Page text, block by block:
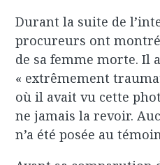
Durant la suite de
procureurs ont
de sa femme morte. Il
« extrêmement
où il avait vu cette
ne jamais la revoir.
n’a été posée au